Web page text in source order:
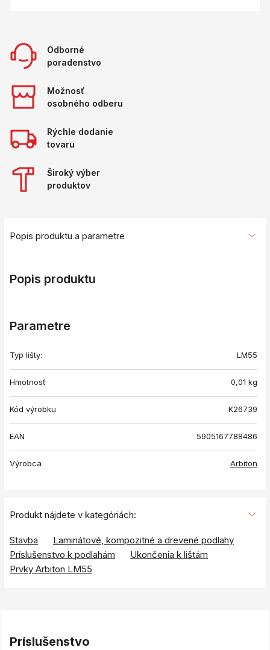
Odborné
poradenstvo
Možnosť
osobného odberu
Rýchle dodanie
tovaru
Široký výber
produktov
Popis produktu a parametre
Popis produktu
Parametre
Typ lišty: LM55
Hmotnosť 0,01 kg
Kód výrobku K26739
EAN 5905167788486
Výrobca Arbiton
Produkt nájdete v kategóriách:
Stavba
Laminátové, kompozitné a drevené podlahy
Príslušenstvo k podlahám
Ukončenia k lištám
Prvky Arbiton LM55
Príslušenstvo